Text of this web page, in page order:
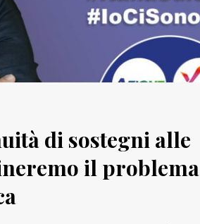
di sostegni alle
il problema